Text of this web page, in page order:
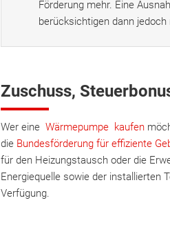
Förderung mehr. Eine
berücksichtigen dann
Zuschuss,
Wer eine Wärmepumpe kaufen
die Bundesförderung für effiziente
für den Heizungstausch oder die
Energiequelle sowie der installierten
Verfügung.